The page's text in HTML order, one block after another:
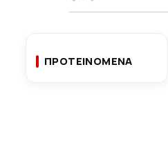
ΠΡΟΤΕΙΝΟΜΕΝΑ